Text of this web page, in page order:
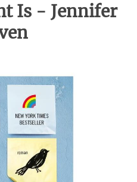
Is - Jennifer